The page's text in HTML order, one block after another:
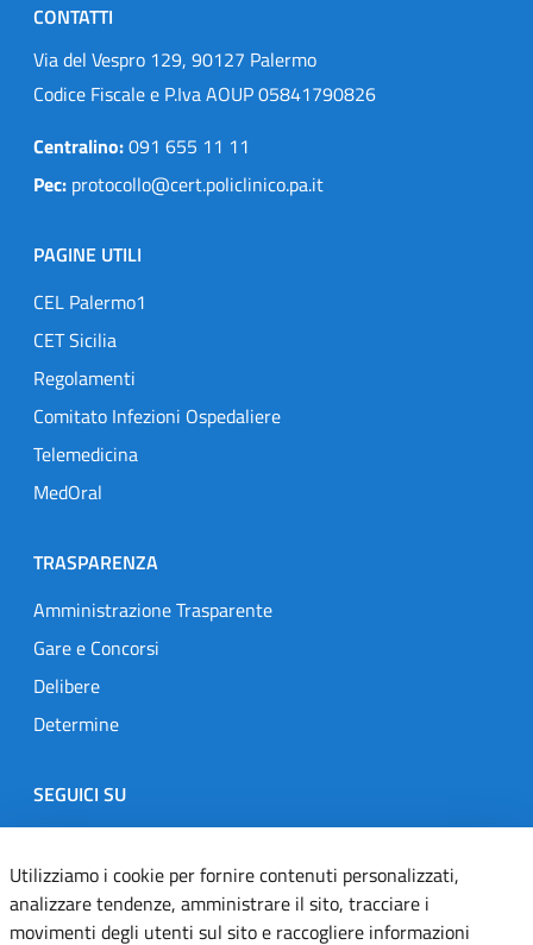
CONTATTI
Via del Vespro 129, 90127 Palermo
Codice Fiscale e P.Iva AOUP 05841790826
Centralino:091 655 11 11
Pec: protocollo@cert.policlinico.pa.it
PAGINE UTILI
CEL Palermo1
CET Sicilia
Regolamenti
Comitato Infezioni Ospedaliere
Telemedicina
MedOral
TRASPARENZA
Amministrazione Trasparente
Gare e Concorsi
Delibere
Determine
SEGUICI SU
Designers Italia
TwitterInstagramYoutubeLinkedin
Utilizziamo i cookie per fornire contenuti personalizzati,
analizzare tendenze, amministrare il sito, tracciare i
movimenti degli utenti sul sito e raccogliere informazioni